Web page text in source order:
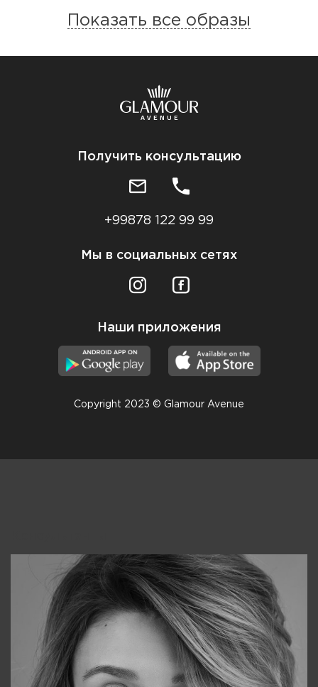
Показать все образы
Получить консультацию
+99878 122 99 99
Мы в социальных сетях
Наши приложения
Copyright 2023 © Glamour Avenue